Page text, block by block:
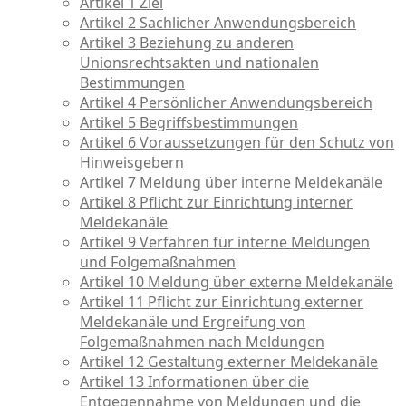
Artikel 2 Sachlicher Anwendungsbereich
Artikel 3 Beziehung zu anderen
Unionsrechtsakten und nationalen
Bestimmungen
Artikel 4 Persönlicher Anwendungsbereich
Artikel 5 Begriffsbestimmungen
Artikel 6 Voraussetzungen für den Schutz von
Hinweisgebern
Artikel 7 Meldung über interne Meldekanäle
Artikel 8 Pflicht zur Einrichtung interner
Meldekanäle
Artikel 9 Verfahren für interne Meldungen
und Folgemaßnahmen
Artikel 10 Meldung über externe Meldekanäle
Artikel 11 Pflicht zur Einrichtung externer
Meldekanäle und Ergreifung von
Folgemaßnahmen nach Meldungen
Artikel 12 Gestaltung externer Meldekanäle
Artikel 13 Informationen über die
Entgegennahme von Meldungen und die